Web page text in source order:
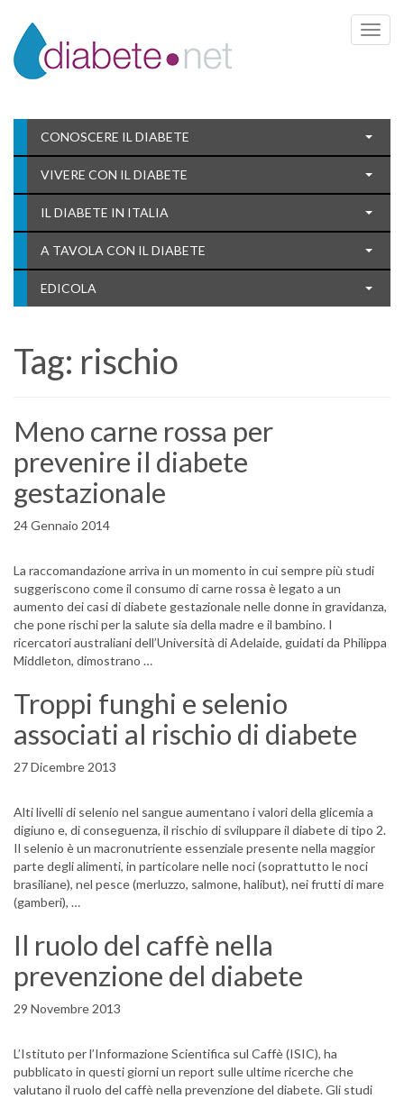
Toggle
CONOSCERE IL DIABETE
VIVERE CON IL DIABETE
IL DIABETE IN ITALIA
A TAVOLA CON IL DIABETE
EDICOLA
Tag: rischio
Meno carne rossa per
prevenire il diabete
gestazionale
24 Gennaio 2014
La raccomandazione arriva in un momento in cui sempre più studi
suggeriscono come il consumo di carne rossa è legato a un
aumento dei casi di diabete gestazionale nelle donne in gravidanza,
che pone rischi per la salute sia della madre e il bambino. I
ricercatori australiani dell’Università di Adelaide, guidati da Philippa
Middleton, dimostrano …
Troppi funghi e selenio
associati al rischio di diabete
27 Dicembre 2013
Alti livelli di selenio nel sangue aumentano i valori della glicemia a
digiuno e, di conseguenza, il rischio di sviluppare il diabete di tipo 2.
Il selenio è un macronutriente essenziale presente nella maggior
parte degli alimenti, in particolare nelle noci (soprattutto le noci
brasiliane), nel pesce (merluzzo, salmone, halibut), nei frutti di mare
(gamberi), …
Il ruolo del caffè nella
prevenzione del diabete
29 Novembre 2013
L’Istituto per l’Informazione Scientifica sul Caffè (ISIC), ha
pubblicato in questi giorni un report sulle ultime ricerche che
valutano il ruolo del caffè nella prevenzione del diabete. Gli studi